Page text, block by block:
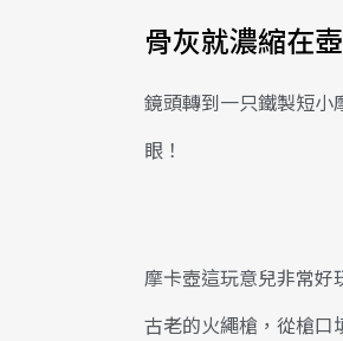
骨灰就濃縮在
鏡頭轉到一只鐵製短小
眼！
摩卡壺這玩意兒非常好
古老的火繩槍，從槍口